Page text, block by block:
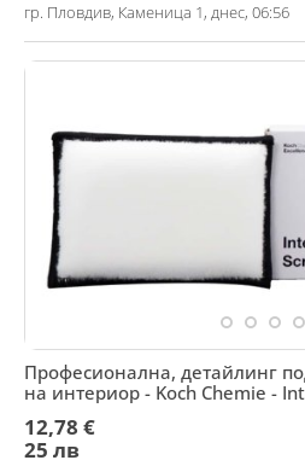
гр. Пловдив, Каменица 1, днес, 06:56
Професионална, детайлинг
на интериор - Koch Chemie -
12,78 €
25 лв